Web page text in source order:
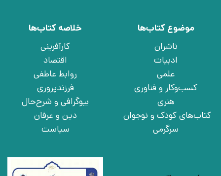
موضوع کتاب‌ها
ناشران
ادبیات
علمی
کسب‌وکار و فناوری
هنری
کتاب‌های کودک و نوجوان
سرگرمی
خلاصه کتاب‌ها
کارآفرینی
اقتصاد
روابط عاطفی
فرزندپروری
بیوگرافی و شرح‌حال
دین و عرفان
سیاست